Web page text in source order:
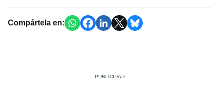
Compártela en: